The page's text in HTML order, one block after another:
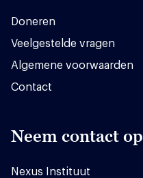
Doneren
Veelgestelde vragen
Algemene voorwaarden
Contact
Neem contact op
Nexus Instituut